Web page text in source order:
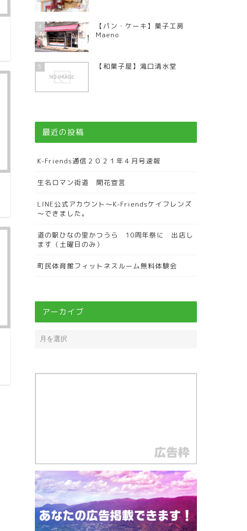
4
【パン・ケーキ】菓子工房
Maeno
5 【和菓子屋】滝口清水堂
最近の投稿
K-Friends通信２０２１年４月号速報
生名ロマン街道 開花宣言
LINE公式アカウント～K-Friendsケイフレンズ
～できました。
道の駅ひなの里かつうら 10周年祭に 出店し
ます（土曜日のみ）
町民体育館フィットネスルーム無料体験会
アーカイブ